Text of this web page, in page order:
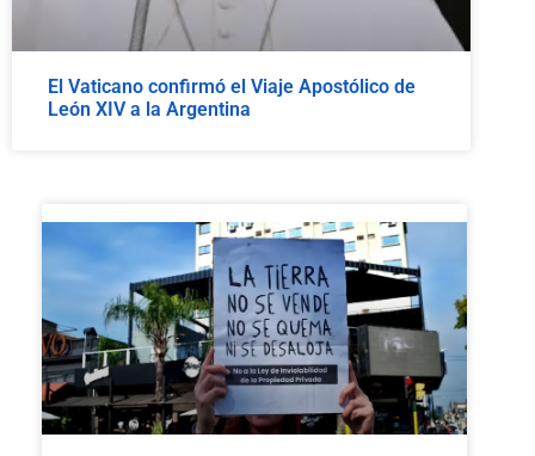
El Vaticano confirmó el Viaje Apostólico de
León XIV a la Argentina